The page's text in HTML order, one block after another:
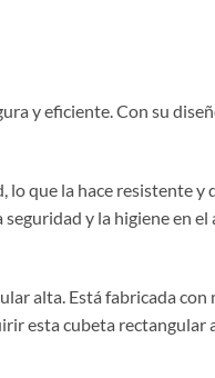
y eficiente. Con su
lo que la hace resistente y
y la higiene en
alta. Está fabricada con
esta cubeta rectangular